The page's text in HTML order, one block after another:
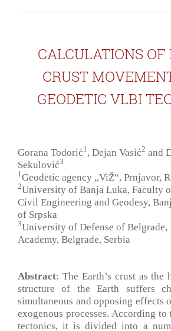
CALCULATIONS OF
CRUST
GEODETIC VLBI
Gorana Todorić1, Dejan Vasić2 and
Sekulović3
1Geodetic agency „ViŽ“, Prnjavor,
2University of Banja Luka, Faculty
Civil Engineering and Geodesy,
of Srpska
3University of Defense of
Academy, Belgrade, Serbia
Abstract: The Earth’s crust as the
structure of the Earth suffers
simultaneous and opposing effects
exogenous processes. According
tectonics, it is divided into a